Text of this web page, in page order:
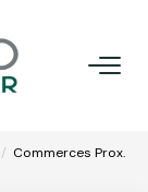
Commerces Prox.